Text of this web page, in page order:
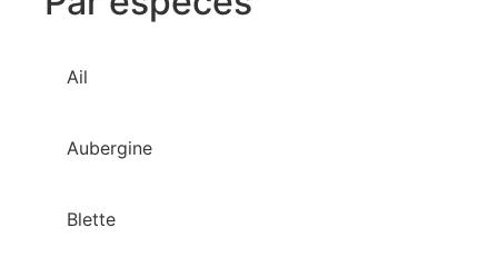
Ail
Aubergine
Blette